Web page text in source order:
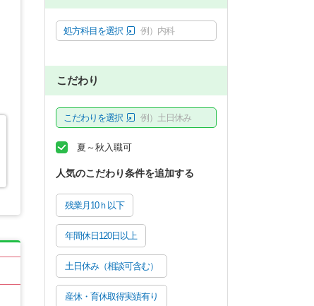
処方科目を選択 例）内科
こだわり
こだわりを選択 例）土日休み
夏～秋入職可
人気のこだわり条件を追加する
残業月10ｈ以下
年間休日120日以上
土日休み（相談可含む）
産休・育休取得実績有り